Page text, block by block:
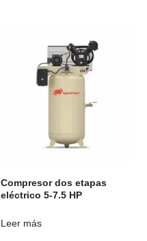
Compresor dos etapas
eléctrico 5-7.5 HP
Leer más